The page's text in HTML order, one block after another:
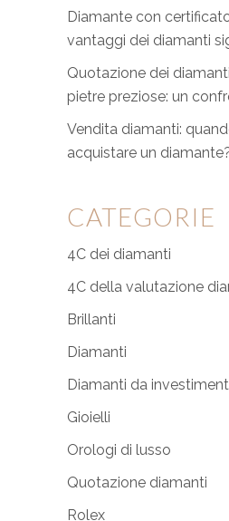
Diamante con
vantaggi dei diamanti
Quotazione dei
pietre preziose: un
Vendita diamanti:
acquistare un
CATEGORIE
4C dei diamanti
4C della valutazione
Brillanti
Diamanti
Diamanti da
Gioielli
Orologi di lusso
Quotazione diamanti
Rolex